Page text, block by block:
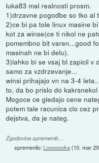
luka83 mal realnosti prosm.
1)drzavne pogodbe so tko al
2)ce bi pa tole linux masine
kot za winse(ce ti nikol ne
pomembno bit varen...good
masinah ne bi delu).
3)lahko bi se vsaj bl zapicil v
samo za vzdrzevanje...
winsi prihajajo vn na 3-4
to, da bo prislo do
Mogoce ce gledajo cene
potem tale racunica clo cez
dejstva, da je nateg.
Zgodovina sprememb…
spremenilo: Looooooka(10. mar